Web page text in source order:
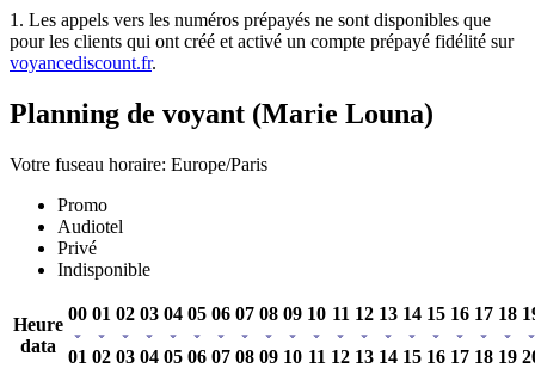
1. Les appels vers les numéros prépayés ne sont disponibles que
pour les clients qui ont créé et activé un compte prépayé fidélité sur
voyancediscount.fr.
Planning de voyant (Marie Louna)
Votre fuseau horaire: Europe/Paris
Promo
Audiotel
Privé
Indisponible
Heure
data
00
01
01
02
02
03
03
04
04
05
05
06
06
07
07
08
08
09
09
10
10
11
11
12
12
13
13
14
14
15
15
16
16
17
17
18
18
19